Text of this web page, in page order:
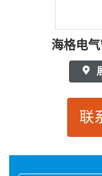
海格电
联